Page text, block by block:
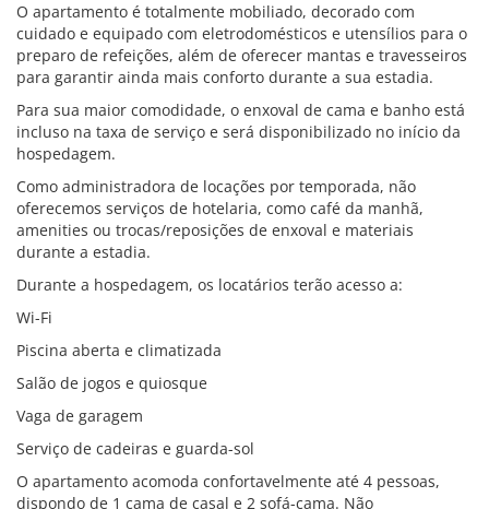
O apartamento é totalmente mobiliado, decorado com
cuidado e equipado com eletrodomésticos e utensílios para o
preparo de refeições, além de oferecer mantas e travesseiros
para garantir ainda mais conforto durante a sua estadia.
Para sua maior comodidade, o enxoval de cama e banho está
incluso na taxa de serviço e será disponibilizado no início da
hospedagem.
Como administradora de locações por temporada, não
oferecemos serviços de hotelaria, como café da manhã,
amenities ou trocas/reposições de enxoval e materiais
durante a estadia.
Durante a hospedagem, os locatários terão acesso a:
Wi-Fi
Piscina aberta e climatizada
Salão de jogos e quiosque
Vaga de garagem
Serviço de cadeiras e guarda-sol
O apartamento acomoda confortavelmente até 4 pessoas,
dispondo de 1 cama de casal e 2 sofá-cama. Não